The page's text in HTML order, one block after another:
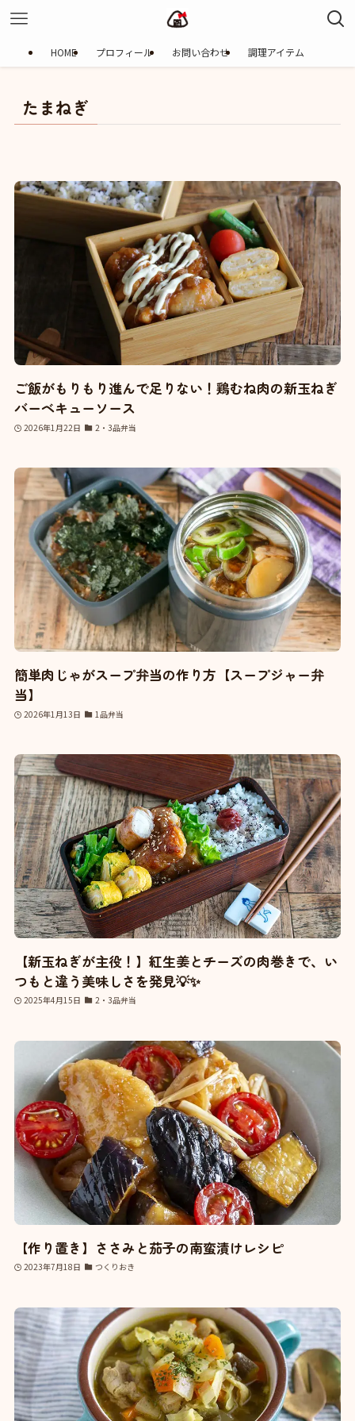
HOME プロフィール お問い合わせ 調理アイテム
たまねぎ
ご飯がもりもり進んで足りない！鶏むね肉の新玉ねぎ
バーベキューソース
2026年1月22日 2・3品弁当
簡単肉じゃがスープ弁当の作り方【スープジャー弁
当】
2026年1月13日 1品弁当
【新玉ねぎが主役！】紅生姜とチーズの肉巻きで、い
つもと違う美味しさを発見💡✨
2025年4月15日 2・3品弁当
【作り置き】ささみと茄子の南蛮漬けレシピ
2023年7月18日 つくりおき